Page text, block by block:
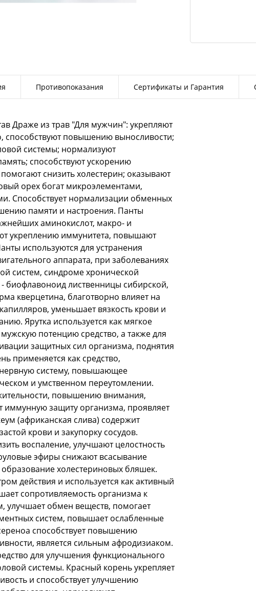
Противопоказания Сертификаты и Гарантия
Драже из трав "Для мужчин": укрепляют
способствуют повышению выносливости;
системы; нормализуют
способствуют ускорению
снизить холестерин; оказывают
орех богат микроэлементами,
Способствует нормализации обменных
памяти и настроения. Панты
аминокислот, макро- и
укреплению иммунитета, повышают
используются для устранения
аппарата, при заболеваниях
систем, синдроме хронической
- биофлавоноид лиственницы сибирской,
кверцетина, благотворно влияет на
уменьшает вязкость крови и
Ярутка используется как мягкое
потенцию средство, а также для
защитных сил организма, поднятия
применяется как средство,
систему, повышающее
и умственном переутомлении.
повышению внимания,
иммунную защиту организма, проявляет
(африканская слива) содержит
крови и закупорку сосудов.
воспаление, улучшают целостность
эфиры снижают всасывание
холестериновых бляшек.
действия и используется как активный
сопротивляемость организма к
обмен веществ, помогает
систем, повышает ослабленные
способствует повышению
является сильным афродизиаком.
для улучшения функционального
системы. Красный корень укрепляет
и способствует улучшению